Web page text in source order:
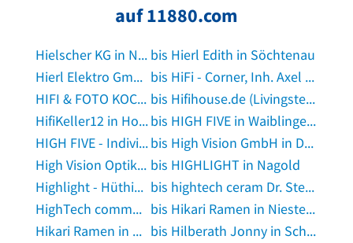
auf 11880.com
Hielscher KG in Norden, Ostfriesland bis Hierl Edith in Söchtenau
Hierl Elektro GmbH in Regensburg
bis HiFi - Corner, Inh. Axel Förderer in Hambrücken
HIFI & FOTO KOCH GmbH in Düsseldorf
bis Hifihouse.de (Livingstereo) in Osnabrück
HifiKeller12 in Hohenwart, Paar
bis HIGH FIVE in Waiblingen, Rems
HIGH FIVE - Individuelles Hund-Mensch-Training in Duisburg
bis High Vision GmbH in Darmstadt
High Vision Optik GmbH in Gera bis HIGHLIGHT in Nagold
Highlight - Hüthig GmbH in Rüthen
bis hightech ceram Dr. Steinmann + Partner GmbH in Blankenheim, Ahr
HighTech communications GmbH in München
bis Hikari Ramen in Niestetal
Hikari Ramen in Osnabrück
bis Hilberath Jonny in Scheeßel